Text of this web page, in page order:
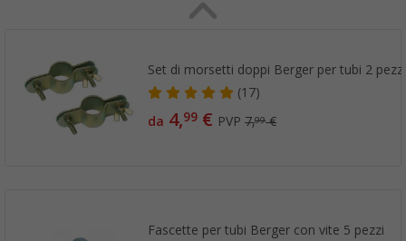
Set di morsetti doppi Berger per tubi 2
(17)
da 4,99 € PVP7,99€
Fascette per tubi Berger con vite 5 pezzi